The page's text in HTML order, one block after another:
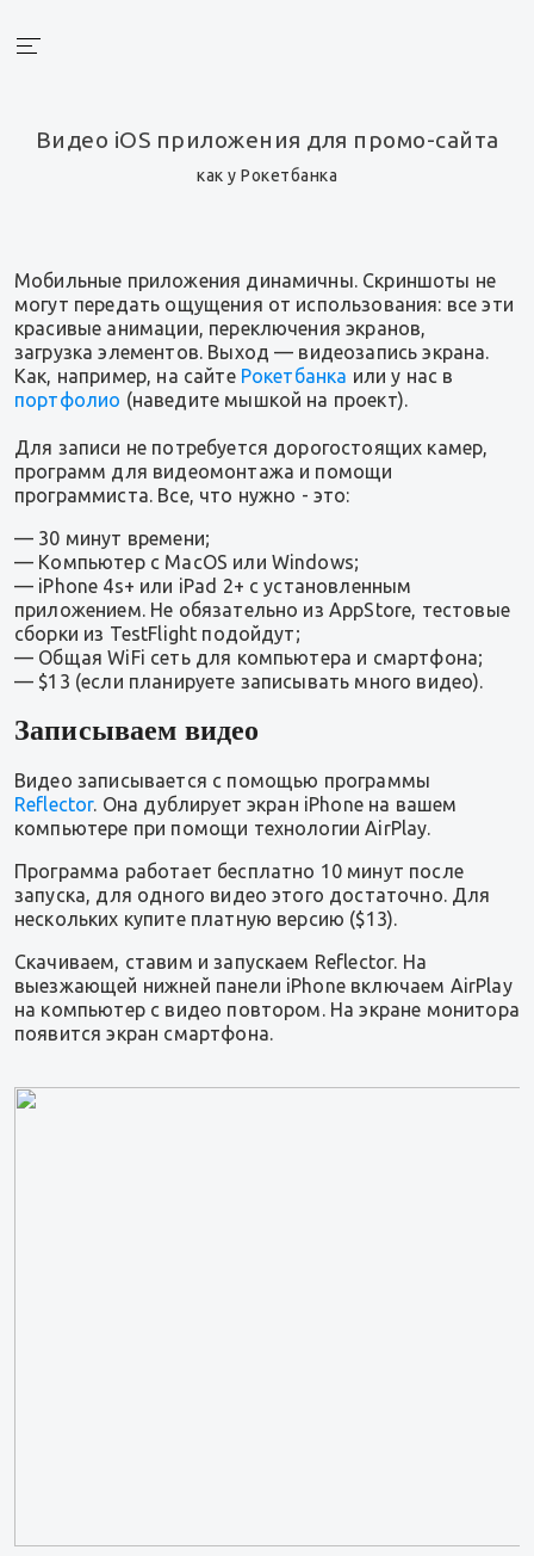
Видео iOS приложения для промо-сайта
как у Рокетбанка
Мобильные приложения динамичны. Скриншоты не
могут передать ощущения от использования: все эти
красивые анимации, переключения экранов,
загрузка элементов. Выход — видеозапись экрана.
Как, например, на сайте Рокетбанка или у нас в
портфолио (наведите мышкой на проект).
Для записи не потребуется дорогостоящих камер,
программ для видеомонтажа и помощи
программиста. Все, что нужно - это:
— 30 минут времени;
— Компьютер с MacOS или Windows;
— iPhone 4s+ или iPad 2+ с установленным
приложением. Не обязательно из AppStore, тестовые
сборки из TestFlight подойдут;
— Общая WiFi сеть для компьютера и смартфона;
— $13 (если планируете записывать много видео).
Записываем видео
Видео записывается с помощью программы
Reflector. Она дублирует экран iPhone на вашем
компьютере при помощи технологии AirPlay.
Программа работает бесплатно 10 минут после
запуска, для одного видео этого достаточно. Для
нескольких купите платную версию ($13).
Скачиваем, ставим и запускаем Reflector. На
выезжающей нижней панели iPhone включаем AirPlay
на компьютер с видео повтором. На экране монитора
появится экран смартфона.